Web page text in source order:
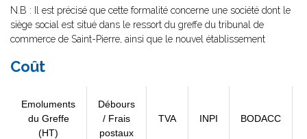
N.B : Il est précisé que cette formalité concerne une société dont le
siège social est situé dans le ressort du greffe du tribunal de
commerce de Saint-Pierre, ainsi que le nouvel établissement
Coût
Emoluments
du Greffe
(HT)
Débours
/ Frais
postaux
TVA INPI BODACC